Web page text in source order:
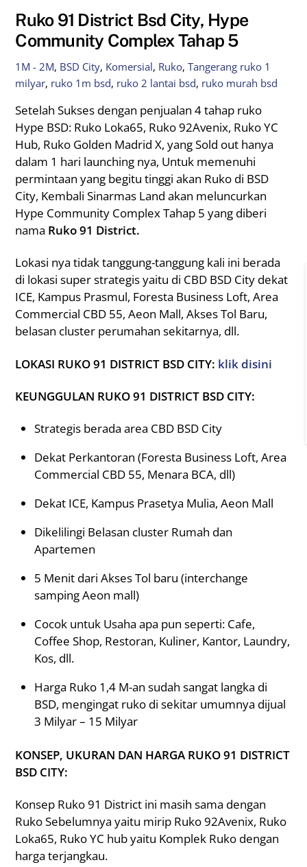
Ruko 91 District Bsd City, Hype
Community Complex Tahap 5
1M - 2M, BSD City, Komersial, Ruko,Tangerang ruko 1
milyar, ruko 1m bsd, ruko 2 lantai bsd, ruko murah bsd
Setelah Sukses dengan penjualan 4 tahap ruko
Hype BSD: Ruko Loka65, Ruko 92Avenix, Ruko YC
Hub, Ruko Golden Madrid X, yang Sold out hanya
dalam 1 hari launching nya, Untuk memenuhi
permintaan yang begitu tinggi akan Ruko di BSD
City, Kembali Sinarmas Land akan meluncurkan
Hype Community Complex Tahap 5 yang diberi
nama Ruko 91 District.
Lokasi nya tidak tanggung-tanggung kali ini berada
di lokasi super strategis yaitu di CBD BSD City dekat
ICE, Kampus Prasmul, Foresta Business Loft, Area
Commercial CBD 55, Aeon Mall, Akses Tol Baru,
belasan cluster perumahan sekitarnya, dll.
LOKASI RUKO 91 DISTRICT BSD CITY: klik disini
KEUNGGULAN RUKO 91 DISTRICT BSD CITY:
Strategis berada area CBD BSD City
Dekat Perkantoran (Foresta Business Loft, Area
Commercial CBD 55, Menara BCA, dll)
Dekat ICE, Kampus Prasetya Mulia, Aeon Mall
Dikelilingi Belasan cluster Rumah dan
Apartemen
5 Menit dari Akses Tol baru (interchange
samping Aeon mall)
Cocok untuk Usaha apa pun seperti: Cafe,
Coffee Shop, Restoran, Kuliner, Kantor, Laundry,
Kos, dll.
Harga Ruko 1,4 M-an sudah sangat langka di
BSD, mengingat ruko di sekitar umumnya dijual
3 Milyar – 15 Milyar
KONSEP, UKURAN DAN HARGA RUKO 91 DISTRICT
BSD CITY:
Konsep Ruko 91 District ini masih sama dengan
Ruko Sebelumnya yaitu mirip Ruko 92Avenix, Ruko
Loka65, Ruko YC hub yaitu Komplek Ruko dengan
harga terjangkau.